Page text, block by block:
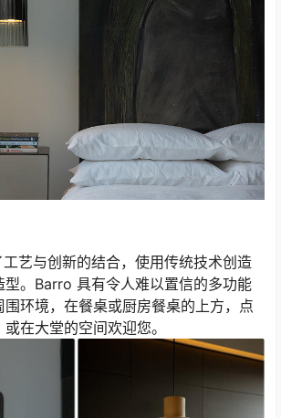
艺与创新的结合，使用传统技术创造
型。Barro 具有令人难以置信的多功能
环境，在餐桌或厨房餐桌的上方，点
在大堂的空间欢迎您。